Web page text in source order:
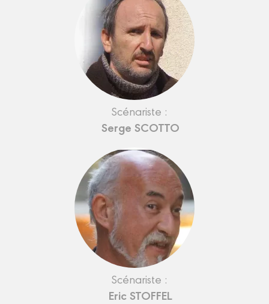
Scénariste :
Serge SCOTTO
Scénariste :
Eric STOFFEL